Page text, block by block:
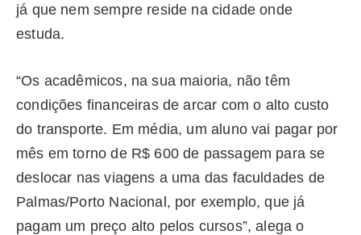
já que nem sempre reside na cidade onde
estuda.
“Os acadêmicos, na sua maioria, não têm
condições financeiras de arcar com o alto custo
do transporte. Em média, um aluno vai pagar por
mês em torno de R$ 600 de passagem para se
deslocar nas viagens a uma das faculdades de
Palmas/Porto Nacional, por exemplo, que já
pagam um preço alto pelos cursos”, alega o